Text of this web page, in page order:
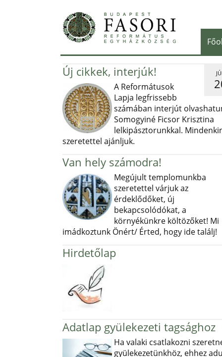
Új cikkek, interjúk!
A Reformátusok
Lapja legfrissebb
számában interjút
Somogyiné Ficsor Krisztina
lelkipásztorunkkal.
szeretettel ajánljuk.
Van hely számodra!
Megújult templomunkba
szeretettel várjuk az
érdeklődőket, új
bekapcsolódókat, a
környékünkre költözőket! Mi
imádkoztunk Önért/ Érted, hogy ide találj!
Hirdetőlap
Adatlap gyülekezeti tagsághoz
Ha valaki csatlakozni
gyülekezetünkhöz, ehhez